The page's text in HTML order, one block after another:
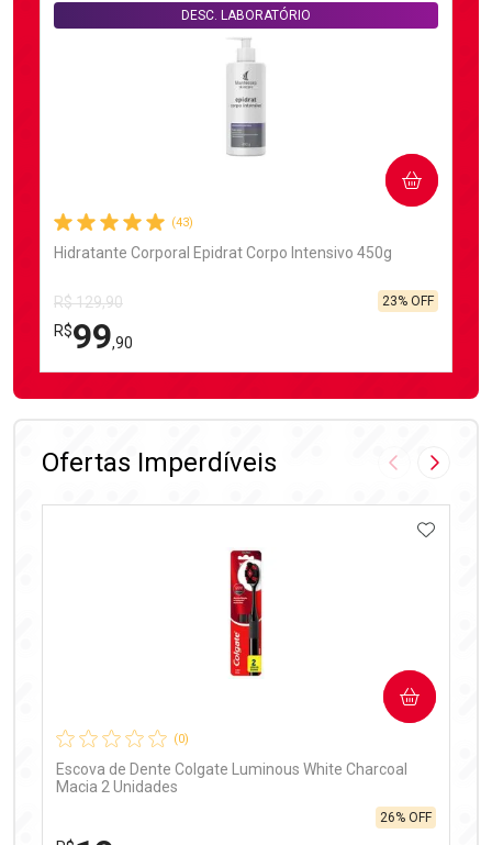
(43)
Hidratante Corporal Epidrat Corpo Intensivo 450g
DESC. LABORATÓRIO
R$ 129,90
R$99,90
23% OFF
COMPRAR
FECHAR
FECHAR
Ofertas Imperdíveis Imagem
(0)
Escova de Dente Colgate Luminous White Charcoal
Macia 2 Unidades
26% OFF
COMPRAR